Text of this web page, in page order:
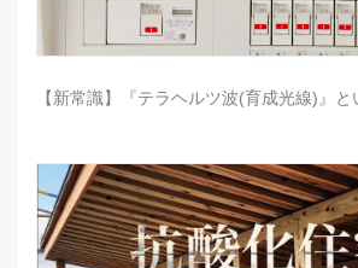
【新常識】『テラヘルツ波(育成光線)』